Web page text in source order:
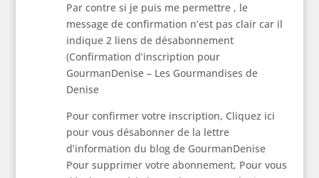
Par contre si je puis me permettre , le
message de confirmation n’est pas clair car il
indique 2 liens de désabonnement
(Confirmation d’inscription pour
GourmanDenise – Les Gourmandises de
Denise
Pour confirmer votre inscription, Cliquez ici
pour vous désabonner de la lettre
d’information du blog de GourmanDenise
Pour supprimer votre abonnement, Pour vous